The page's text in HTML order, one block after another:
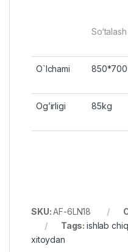
O`lchami
Og’irligi 85kg
SKU:AF-6LN18
Tags:ishlab
xitoydan